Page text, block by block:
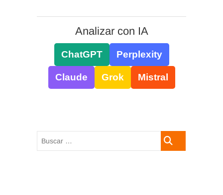
Analizar con IA
ChatGPT Perplexity
Claude Grok Mistral
Buscar
…